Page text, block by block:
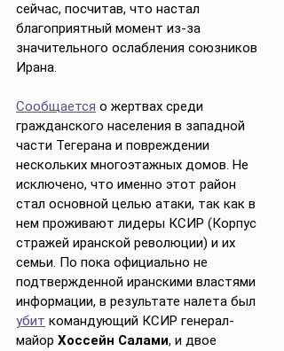
сейчас, посчитав, что настал
благоприятный момент из-за
значительного ослабления союзников
Ирана.
Сообщается о жертвах среди
гражданского населения в западной
части Тегерана и повреждении
нескольких многоэтажных домов. Не
исключено, что именно этот район
стал основной целью атаки, так как в
нем проживают лидеры КСИР (Корпус
стражей иранской революции) и их
семьи. По пока официально не
подтвержденной иранскими властями
информации, в результате налета был
убит командующий КСИР генерал-
майор Хоссейн Салами, и двое